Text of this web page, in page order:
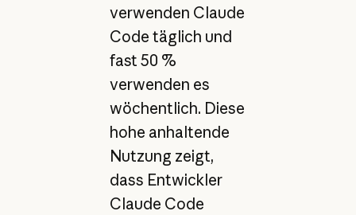
verwenden Claude
Code täglich und
fast 50 %
verwenden es
wöchentlich. Diese
hohe anhaltende
Nutzung zeigt,
dass Entwickler
Claude Code